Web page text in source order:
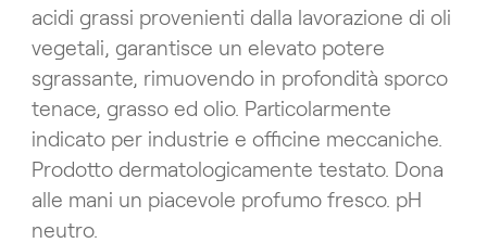
acidi grassi provenienti dalla lavorazione di oli
vegetali, garantisce un elevato potere
sgrassante, rimuovendo in profondità sporco
tenace, grasso ed olio. Particolarmente
indicato per industrie e officine meccaniche.
Prodotto dermatologicamente testato. Dona
alle mani un piacevole profumo fresco. pH
neutro.